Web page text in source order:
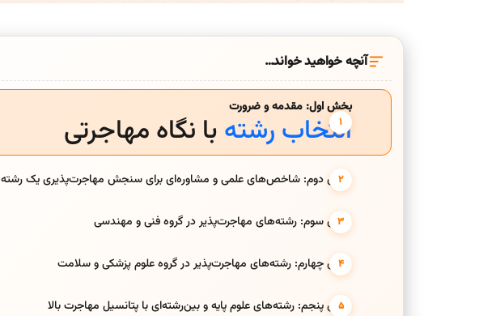
آنچه خواهید خواند…
بخش اول: مقدمه و ضرورت
انتخاب رشته با نگاه مهاجرتی
بخش دوم: شاخص‌های علمی و مشاوره‌ای برای سنجش مهاجرت‌پذیری یک رشته
بخش سوم: رشته‌های مهاجرت‌پذیر در گروه فنی و مهندسی
بخش چهارم: رشته‌های مهاجرت‌پذیر در گروه علوم پزشکی و سلامت
بخش پنجم: رشته‌های علوم پایه و بین‌رشته‌ای با پتانسیل مهاجرت بالا